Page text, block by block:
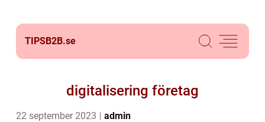
TIPSB2B.se
digitalisering företag
22 september 2023 admin